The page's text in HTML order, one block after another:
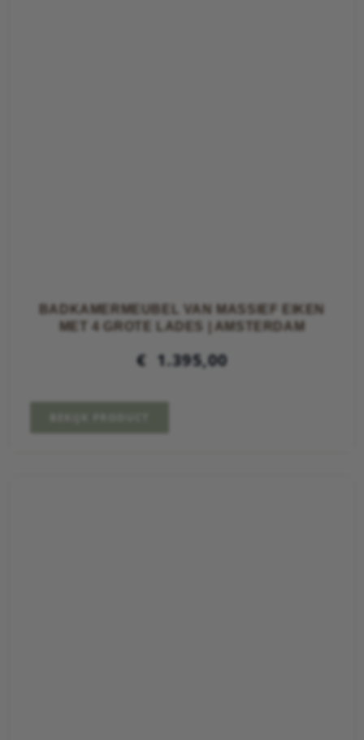
BADKAMERMEUBEL VAN MASSIEF EIKEN
MET 4 GROTE LADES | AMSTERDAM
€ 1.395,00